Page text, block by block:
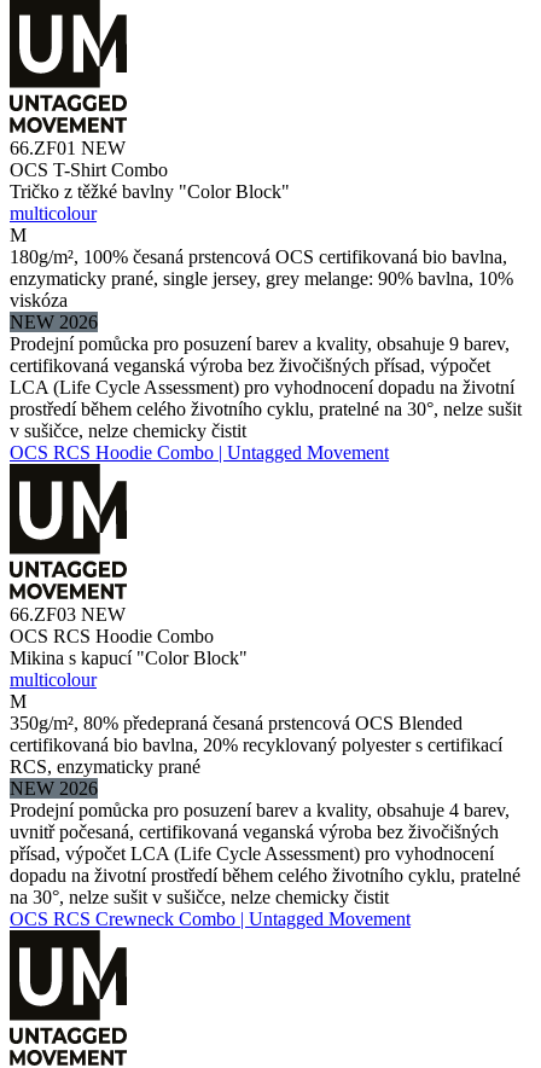
66.ZF01 NEW
OCS T-Shirt Combo
Tričko z těžké bavlny "Color Block"
multicolour
M
180g/m², 100% česaná prstencová OCS certifikovaná bio bavlna,
enzymaticky prané, single jersey, grey melange: 90% bavlna, 10%
viskóza
NEW 2026
Prodejní pomůcka pro posuzení barev a kvality, obsahuje 9 barev,
certifikovaná veganská výroba bez živočišných přísad, výpočet
LCA (Life Cycle Assessment) pro vyhodnocení dopadu na životní
prostředí během celého životního cyklu, pratelné na 30°, nelze sušit
v sušičce, nelze chemicky čistit
OCS RCS Hoodie Combo | Untagged Movement
66.ZF03 NEW
OCS RCS Hoodie Combo
Mikina s kapucí "Color Block"
multicolour
M
350g/m², 80% předepraná česaná prstencová OCS Blended
certifikovaná bio bavlna, 20% recyklovaný polyester s certifikací
RCS, enzymaticky prané
NEW 2026
Prodejní pomůcka pro posuzení barev a kvality, obsahuje 4 barev,
uvnitř počesaná, certifikovaná veganská výroba bez živočišných
přísad, výpočet LCA (Life Cycle Assessment) pro vyhodnocení
dopadu na životní prostředí během celého životního cyklu, pratelné
na 30°, nelze sušit v sušičce, nelze chemicky čistit
OCS RCS Crewneck Combo | Untagged Movement